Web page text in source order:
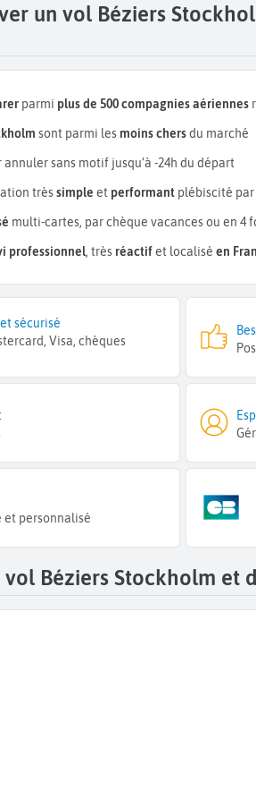
un vol Béziers
parmi plus de 500 compagnies aériennes
sont parmi les moins chersdu marché
annuler sans motif jusqu’à -24h du départ
trèssimple et performant plébiscité
multi-cartes, par chèque vacances ou en 4
professionnel, très réactifet localisé en
sécurisé
Visa, chèques
et personnalisé
vol Béziers Stockholm et